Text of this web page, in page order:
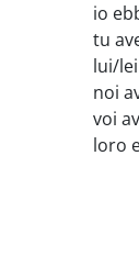
io
tu
lui/
noi
voi
loro